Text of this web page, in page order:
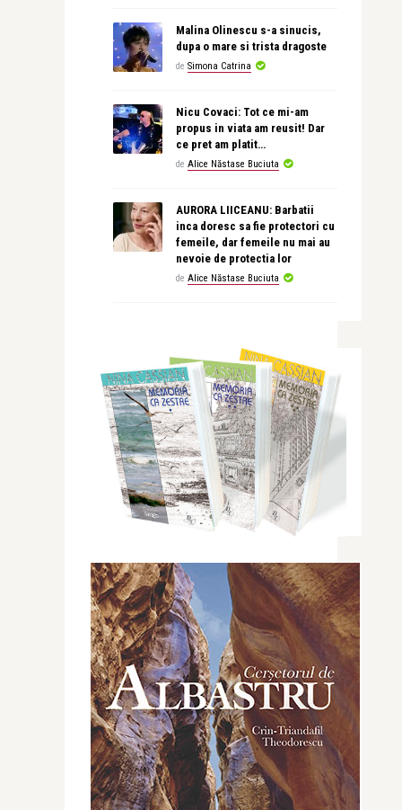
Malina Olinescu s-a sinucis,
dupa o mare si trista dragoste
de Simona Catrina
Nicu Covaci: Tot ce mi-am
propus in viata am reusit! Dar
ce pret am platit…
de Alice Năstase Buciuta
AURORA LIICEANU: Barbatii
inca doresc sa fie protectori cu
femeile, dar femeile nu mai au
nevoie de protectia lor
de Alice Năstase Buciuta